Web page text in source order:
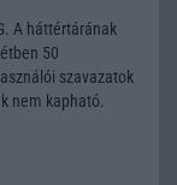
A háttértárának
50
szavazatok
nem kapható.